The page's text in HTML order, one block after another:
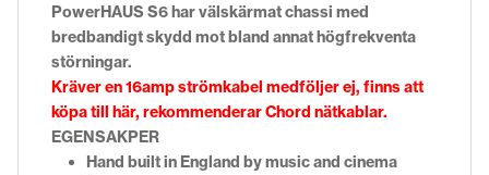
PowerHAUS S6 har välskärmat chassi med
bredbandigt skydd mot bland annat högfrekventa
störningar.
Kräver en 16amp strömkabel medföljer ej, finns att
köpa till här, rekommenderar Chord nätkablar.
EGENSAKPER
Hand built in England by music and cinema